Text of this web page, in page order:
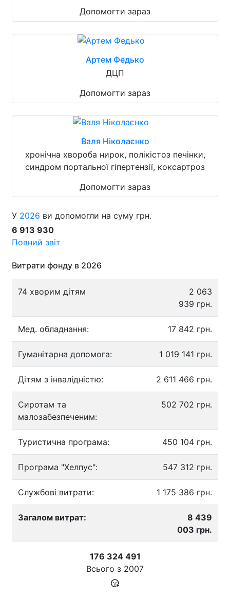
Допомогти зараз
Артем Федько
ДЦП
Допомогти зараз
Валя Ніколаєнко
хронічна хвороба нирок, полікістоз печінки,
синдром портальної гіпертензії, коксартроз
Допомогти зараз
У 2026 ви допомогли на суму грн.
6 913 930
Повний звіт
Витрати фонду в 2026
74 хворим дітям
2 063
939 грн.
Мед. обладнання: 17 842 грн.
Гуманітарна допомога: 1 019 141 грн.
Дітям з інвалідністю: 2 611 466 грн.
Сиротам та
малозабезпеченим:
502 702 грн.
Туристична програма: 450 104 грн.
Програма "Хелпус": 547 312 грн.
Службові витрати: 1 175 386 грн.
Загалом витрат:
8 439
003 грн.
176 324 491
Всього з 2007